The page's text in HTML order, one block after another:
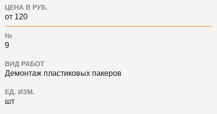
ЦЕНА В РУБ.
от 120
№
9
ВИД РАБОТ
Демонтаж пластиковых пакеров
ЕД. ИЗМ.
шт